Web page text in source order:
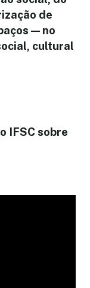
de
— no
cultural
IFSC sobre